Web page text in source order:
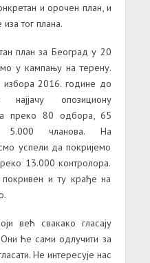
и орочен план, и
тог плана.
план за Београд у 20
у кампању на терену.
избора 2016. године до
опозициону
преко 80 одбора, 65
5.000 чланова. На
успели да покријемо
13.000 контролора.
и ту крађе на
већ свакако гласају
ће сами одлучити за
Не интересује нас